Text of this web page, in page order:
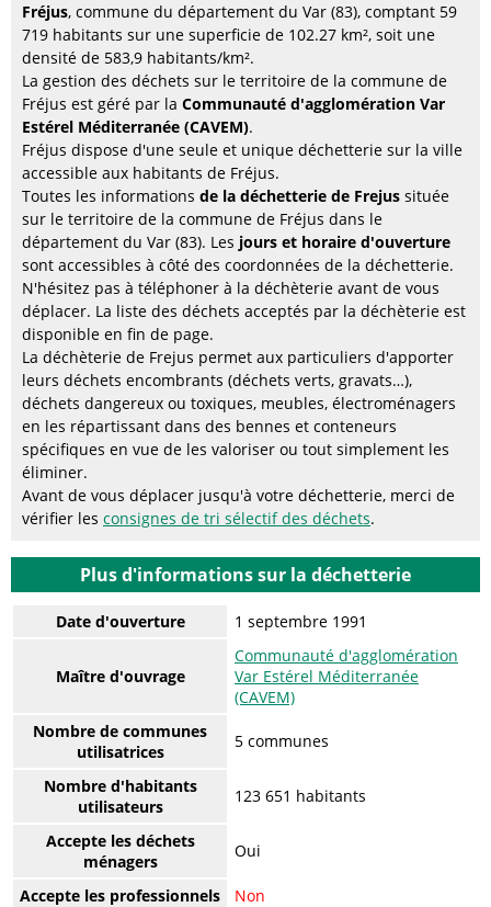
Fréjus, commune du département du Var (83), comptant 59
719 habitants sur une superficie de 102.27 km², soit une
densité de 583,9 habitants/km².
La gestion des déchets sur le territoire de la commune de
Fréjus est géré par la Communauté d'agglomération Var
Estérel Méditerranée (CAVEM).
Fréjus dispose d'une seule et unique déchetterie sur la ville
accessible aux habitants de Fréjus.
Toutes les informations de la déchetterie de Frejus située
sur le territoire de la commune de Fréjus dans le
département du Var (83). Les jours et horaire d'ouverture
sont accessibles à côté des coordonnées de la déchetterie.
N'hésitez pas à téléphoner à la déchèterie avant de vous
déplacer. La liste des déchets acceptés par la déchèterie est
disponible en fin de page.
La déchèterie de Frejus permet aux particuliers d'apporter
leurs déchets encombrants (déchets verts, gravats…),
déchets dangereux ou toxiques, meubles, électroménagers
en les répartissant dans des bennes et conteneurs
spécifiques en vue de les valoriser ou tout simplement les
éliminer.
Avant de vous déplacer jusqu'à votre déchetterie, merci de
vérifier les consignes de tri sélectif des déchets.
Plus d'informations sur la déchetterie
Date d'ouverture 1 septembre 1991
Maître d'ouvrage
Communauté d'agglomération
Var Estérel Méditerranée
(CAVEM)
Nombre de communes
utilisatrices
5 communes
Nombre d'habitants
utilisateurs
123 651 habitants
Accepte les déchets
ménagers
Oui
Accepte les professionnels
Non